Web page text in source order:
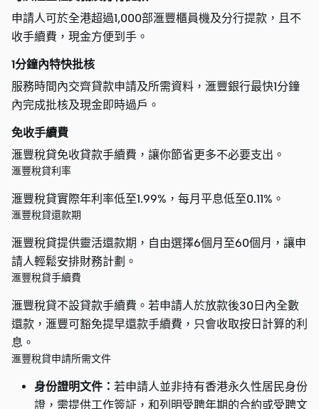
申請人可於全港超過1,000部滙豐櫃員機及分行提款，且不
收手續費，現金方便到手。
1分鐘內特快批核
服務時間內交齊貸款申請及所需資料，滙豐銀行最快1分鐘
內完成批核及現金即時過戶。
免收手續費
滙豐稅貸免收貸款手續費，讓你節省更多不必要支出。
滙豐稅貸利率
滙豐稅貸實際年利率低至1.99%，每月平息低至0.11%。
滙豐稅貸還款期
滙豐稅貸提供靈活還款期，自由選擇6個月至60個月，讓申
請人輕鬆安排財務計劃。
滙豐稅貸手續費
滙豐稅貸不設貸款手續費。若申請人於放款後30日內全數
還款，滙豐可豁免提早還款手續費，只會收取按日計算的利
息。
滙豐稅貸申請所需文件
身份證明文件： 若申請人並非持有香港永久性居民身份
證，需提供工作簽証，和列明受聘年期的合約或受聘文